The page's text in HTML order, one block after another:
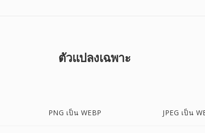
ตัวแปลงเฉพาะ
PNG เป็น WEBP JPEG เป็น